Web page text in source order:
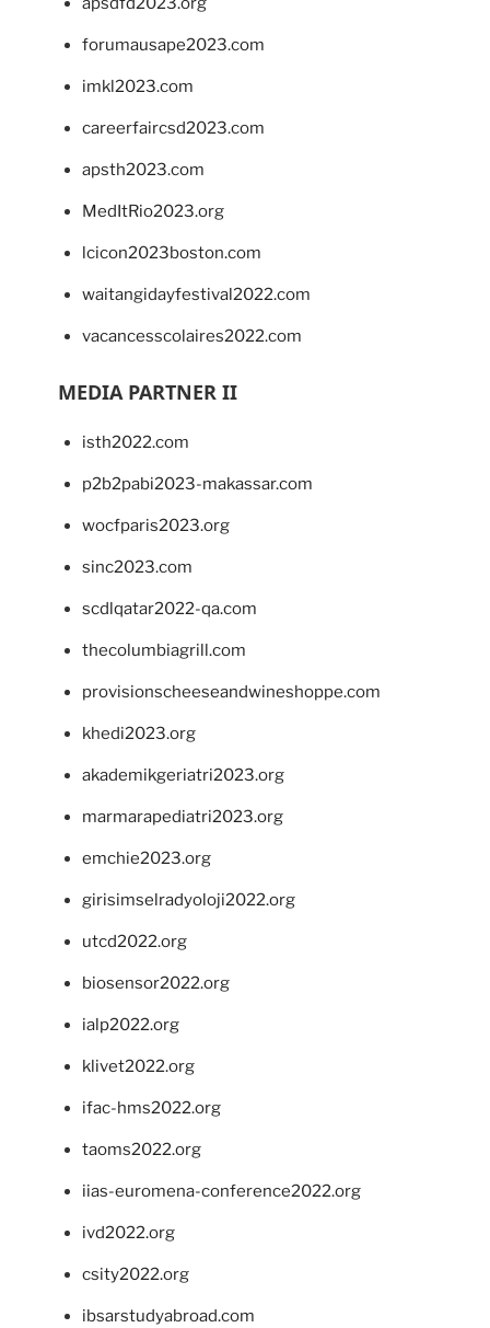
forumausape2023.com
imkl2023.com
careerfaircsd2023.com
apsth2023.com
MedItRio2023.org
lcicon2023boston.com
waitangidayfestival2022.com
vacancesscolaires2022.com
MEDIA PARTNER II
isth2022.com
p2b2pabi2023-makassar.com
wocfparis2023.org
sinc2023.com
scdlqatar2022-qa.com
thecolumbiagrill.com
provisionscheeseandwineshoppe.com
khedi2023.org
akademikgeriatri2023.org
marmarapediatri2023.org
emchie2023.org
girisimselradyoloji2022.org
utcd2022.org
biosensor2022.org
ialp2022.org
klivet2022.org
ifac-hms2022.org
taoms2022.org
iias-euromena-conference2022.org
ivd2022.org
csity2022.org
ibsarstudyabroad.com